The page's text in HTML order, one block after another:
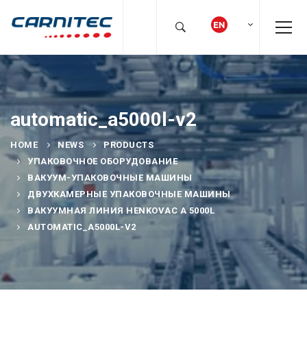
automatic_a5000l-v2
HOME NEWS
PRODUCTS
УПАКОВОЧНОЕ ОБОРУДОВАНИЕ
ВАКУУМ-УПАКОВОЧНЫЕ МАШИНЫ
ДВУХКАМЕРНЫЕ УПАКОВОЧНЫЕ МАШИНЫ
ВАКУУМНАЯ ЛИНИЯ HENKOVAC А 5000L
AUTOMATIC_A5000L-V2